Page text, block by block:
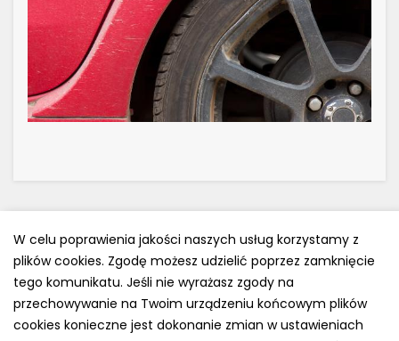
Polityka prywatności
e-mail: kontakt@opony.com.pl
Copyright © 2000-2023 Opony.com.pl
W celu poprawienia jakości naszych usług korzystamy z
plików cookies. Zgodę możesz udzielić poprzez zamknięcie
tego komunikatu. Jeśli nie wyrażasz zgody na
przechowywanie na Twoim urządzeniu końcowym plików
cookies konieczne jest dokonanie zmian w ustawieniach